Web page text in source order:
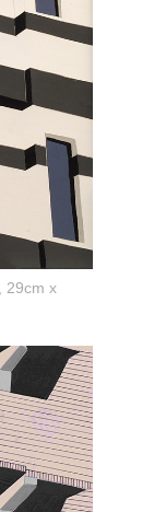
29cm x